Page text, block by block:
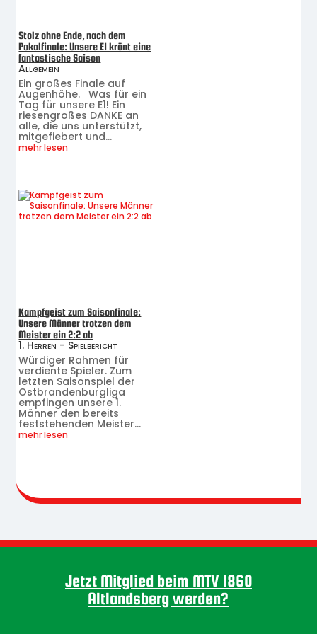
Stolz ohne Ende, nach dem
Pokalfinale: Unsere E1 krönt eine
fantastische Saison
Allgemein
Ein großes Finale auf
Augenhöhe. Was für ein
Tag für unsere E1! Ein
riesengroßes DANKE an
alle, die uns unterstützt,
mitgefiebert und...
mehr lesen
Kampfgeist zum Saisonfinale:
Unsere Männer trotzen dem
Meister ein 2:2 ab
1. Herren - Spielbericht
Würdiger Rahmen für
verdiente Spieler. Zum
letzten Saisonspiel der
Ostbrandenburgliga
empfingen unsere 1.
Männer den bereits
feststehenden Meister...
mehr lesen
Jetzt Mitglied beim MTV 1860
Altlandsberg werden?